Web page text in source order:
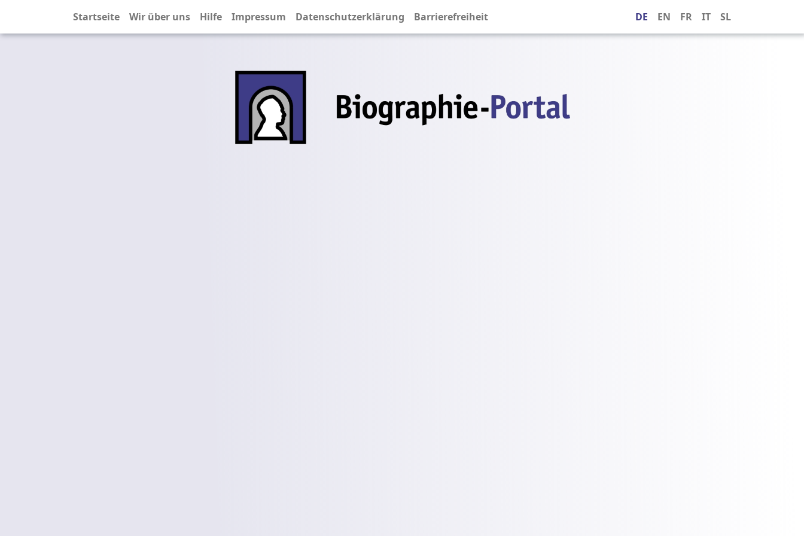
Startseite Wir über uns Hilfe Impressum Datenschutzerklärung Barrierefreiheit DE EN FR IT SL